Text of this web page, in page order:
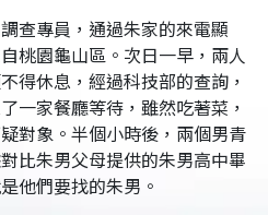
查專員，通過朱家的來電顯
桃園龜山區。次日一早，兩人
得休息，經過科技部的查詢，
一家餐廳等待，雖然吃著菜，
對象。半個小時後，兩個男青
比朱男父母提供的朱男高中畢
他們要找的朱男。